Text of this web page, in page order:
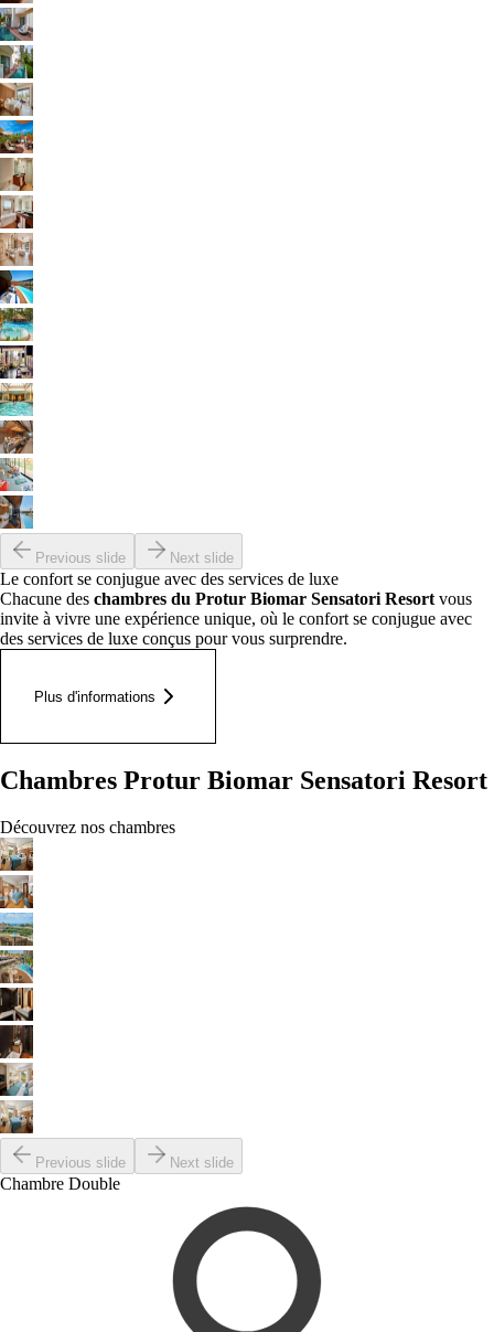
Previous slide Next slide
Le confort se conjugue avec des services de luxe
Chacune des chambres du Protur Biomar Sensatori Resort vous
invite à vivre une expérience unique, où le confort se conjugue avec
des services de luxe conçus pour vous surprendre.
Plus d'informations
Chambres Protur Biomar Sensatori Resort
Découvrez nos chambres
Previous slide Next slide
Chambre Double